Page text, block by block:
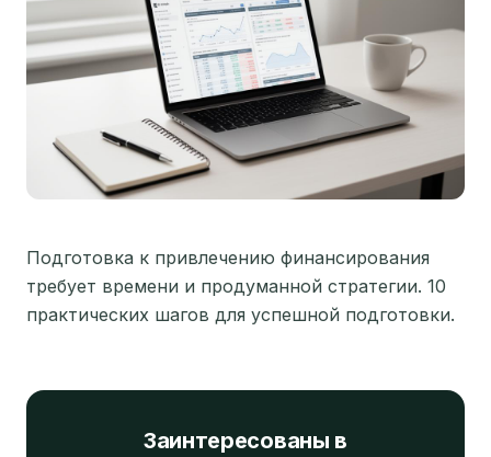
Подготовка к привлечению финансирования
требует времени и продуманной стратегии. 10
практических шагов для успешной подготовки.
Заинтересованы в